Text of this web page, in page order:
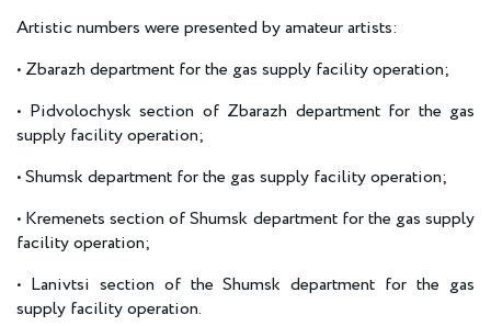
Artistic numbers were presented by amateur artists:
• Zbarazh department for the gas supply facility operation;
• Pidvolochysk section of Zbarazh department for the gas
supply facility operation;
• Shumsk department for the gas supply facility operation;
• Kremenets section of Shumsk department for the gas supply
facility operation;
• Lanivtsi section of the Shumsk department for the gas
supply facility operation.